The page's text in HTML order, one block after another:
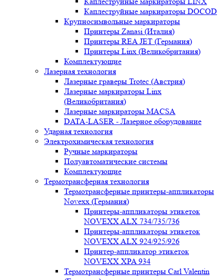
Каплеструйные маркираторы DOCOD
Крупносимвольные маркираторы
Принтеры Zanasi (Италия)
Принтеры REA JET (Германия)
Принтеры Linx (Великобритания)
Комплектующие
Лазерная технология
Лазерные граверы Trotec (Австрия)
Лазерные маркираторы Linx
(Великобритания)
Лазерные маркираторы MACSA
DATA-LASER - Лазерное оборудование
Ударная технология
Электрохимическая технология
Ручные маркираторы
Полуавтоматические системы
Комплектующие
Термотрансферная технология
Термотрансферные принтеры-аппликаторы
Novexx (Германия)
Принтеры-аппликаторы этикеток
NOVEXX ALX 734/735/736
Принтеры-аппликаторы этикеток
NOVEXX ALX 924/925/926
Принтер-аппликатор этикеток
NOVEXX XPA 934
Термотрансферные принтеры Carl Valentin